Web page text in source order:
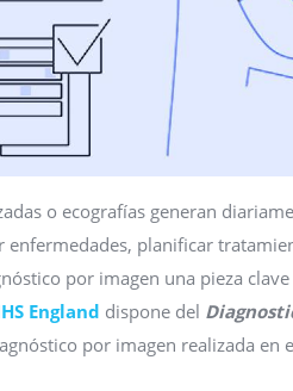
o ecografías generan
planificar
por imagen una pieza
England dispone del
por imagen realizada en